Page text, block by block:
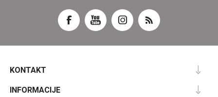
KONTAKT
INFORMACIJE